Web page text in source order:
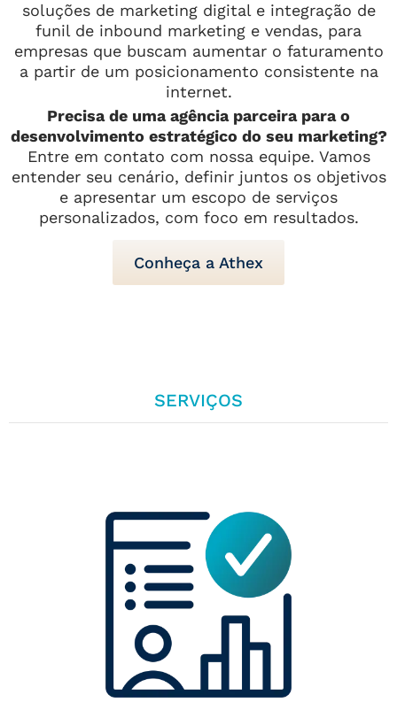
soluções de marketing digital e integração de
funil de inbound marketing e vendas, para
empresas que buscam aumentar o faturamento
a partir de um posicionamento consistente na
internet.
Precisa de uma agência parceira para o
desenvolvimento estratégico do seu marketing?
Entre em contato com nossa equipe. Vamos
entender seu cenário, definir juntos os objetivos
e apresentar um escopo de serviços
personalizados, com foco em resultados.
Conheça a Athex
SERVIÇOS